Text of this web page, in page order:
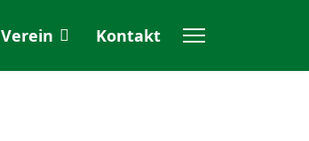
Verein Kontakt